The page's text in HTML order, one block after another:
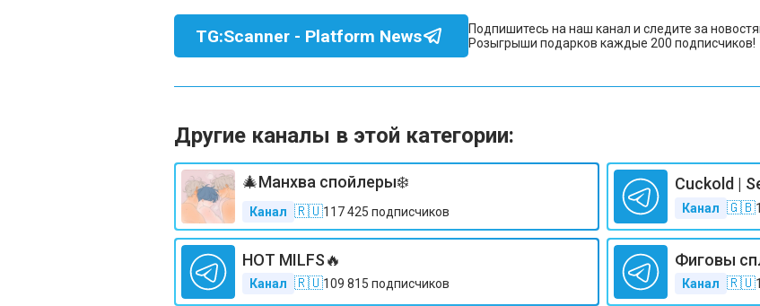
TG:Scanner - Platform News
Подпишитесь на наш канал и следите за
Розыгрыши подарков каждые 200 подписчиков!
Другие каналы в этой категории:
🎄Манхва спойлеры❄️
Канал 🇷🇺117 425 подписчиков
Cuckold |
Канал 🇬🇧
HOT MILFS🔥
Канал 🇷🇺109 815 подписчиков
Фиговы
Канал 🇷🇺